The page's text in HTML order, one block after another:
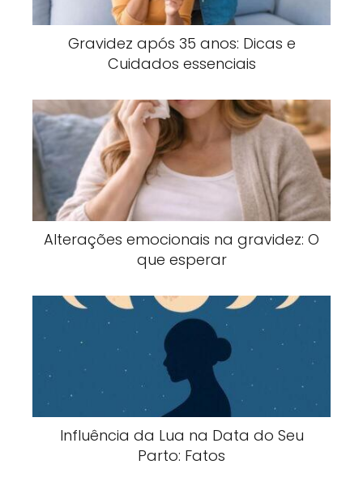
Gravidez após 35 anos: Dicas e
Cuidados essenciais
Alterações emocionais na gravidez: O
que esperar
Influência da Lua na Data do Seu
Parto: Fatos